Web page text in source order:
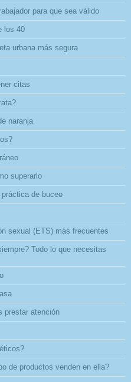
para que sea válido
los 40
urbana más segura
citas
naranja
superarlo
de buceo
sexual (ETS) más frecuentes
Todo lo que necesitas
prestar atención
de productos venden en ella?